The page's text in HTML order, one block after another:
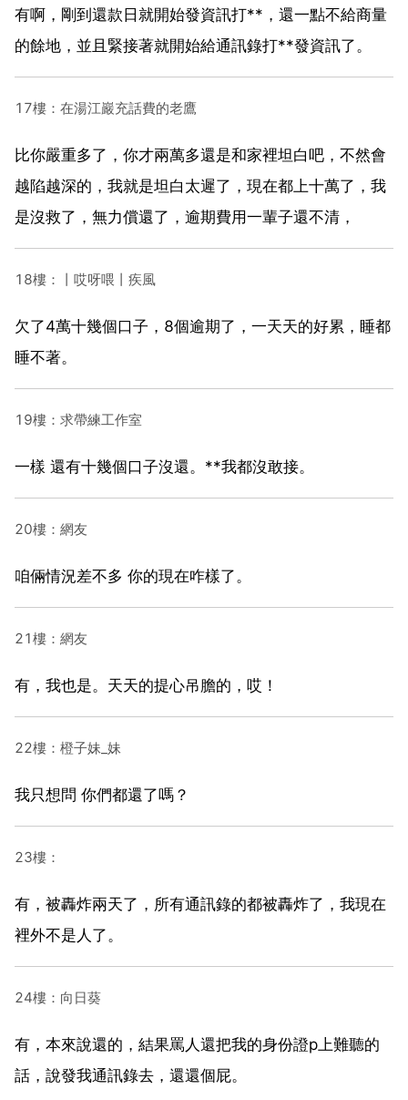
有啊，剛到還款日就開始發資訊打**，還一點不給商量
的餘地，並且緊接著就開始給通訊錄打**發資訊了。
17樓：在湯江巖充話費的老鷹
比你嚴重多了，你才兩萬多還是和家裡坦白吧，不然會
越陷越深的，我就是坦白太遲了，現在都上十萬了，我
是沒救了，無力償還了，逾期費用一輩子還不清，
18樓：丨哎呀喂丨疾風
欠了4萬十幾個口子，8個逾期了，一天天的好累，睡都
睡不著。
19樓：求帶練工作室
一樣 還有十幾個口子沒還。**我都沒敢接。
20樓：網友
咱倆情況差不多 你的現在咋樣了。
21樓：網友
有，我也是。天天的提心吊膽的，哎！
22樓：橙子妹_妹
我只想問 你們都還了嗎？
23樓：
有，被轟炸兩天了，所有通訊錄的都被轟炸了，我現在
裡外不是人了。
24樓：向日葵
有，本來說還的，結果罵人還把我的身份證p上難聽的
話，說發我通訊錄去，還還個屁。